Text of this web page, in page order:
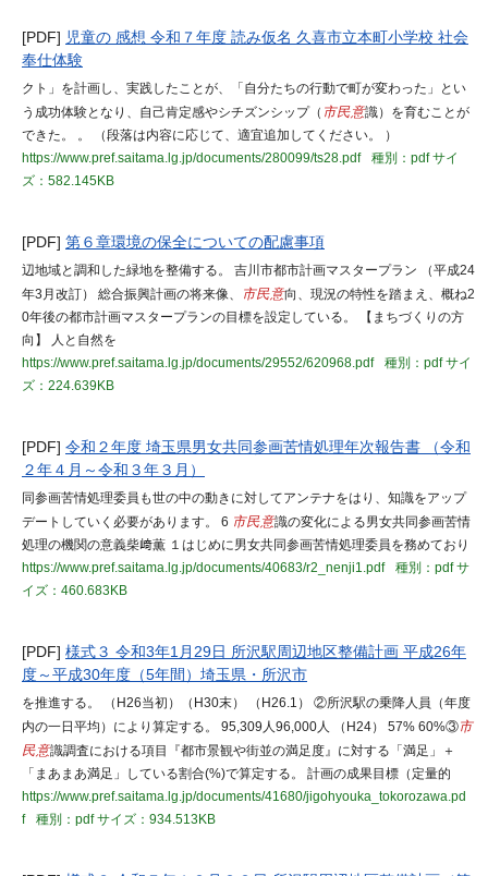
[PDF] 児童の 感想 令和７年度 読み仮名 久喜市立本町小学校 社会
奉仕体験
クト」を計画し、実践したことが、「自分たちの行動で町が変わった」とい
う成功体験となり、自己肯定感やシチズンシップ（ 市民意識）を育むことが
できた。 。 （段落は内容に応じて、適宜追加してください。 ）
https://www.pref.saitama.lg.jp/documents/280099/ts28.pdf
種別：pdfサイ
ズ：582.145KB
[PDF] 第６章環境の保全についての配慮事項
辺地域と調和した緑地を整備する。 吉川市都市計画マスタープラン （平成24
年3月改訂） 総合振興計画の将来像、
市民意向、現況の特性を踏まえ、概ね2
0年後の都市計画マスタープランの目標を設定している。 【まちづくりの方
向】 人と自然を
https://www.pref.saitama.lg.jp/documents/29552/620968.pdf
種別：pdfサイ
ズ：224.639KB
[PDF] 令和２年度 埼玉県男女共同参画苦情処理年次報告書 （令和
２年４月～令和３年３月）
同参画苦情処理委員も世の中の動きに対してアンテナをはり、知識をアップ
デートしていく必要があります。 6 市民意識の変化による男女共同参画苦情
処理の機関の意義柴﨑薫 １はじめに男女共同参画苦情処理委員を務めており
https://www.pref.saitama.lg.jp/documents/40683/r2_nenji1.pdf
種別：pdfサ
イズ：460.683KB
[PDF] 様式３ 令和3年1月29日 所沢駅周辺地区整備計画 平成26年
度～平成30年度（5年間）埼玉県・所沢市
を推進する。 （H26当初）（H30末） （H26.1） ②所沢駅の乗降人員（年度
内の一日平均）により算定する。 95,309人96,000人 （H24） 57% 60%③市
民意識調査における項目『都市景観や街並の満足度』に対する「満足」＋
「まあまあ満足」している割合(%)で算定する。 計画の成果目標（定量的
https://www.pref.saitama.lg.jp/documents/41680/jigohyouka_tokorozawa.pd
f
種別：pdfサイズ：934.513KB